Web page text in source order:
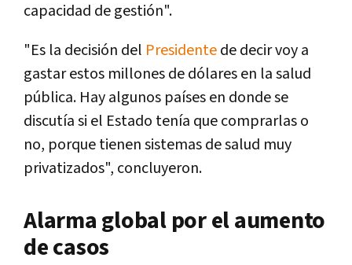
capacidad de gestión".
"Es la decisión del Presidentede decir voy a
gastar estos millones de dólares en la salud
pública. Hay algunos países en donde se
discutía si el Estado tenía que comprarlas o
no, porque tienen sistemas de salud muy
privatizados", concluyeron.
Alarma global por el aumento
de casos